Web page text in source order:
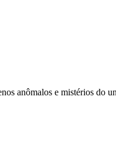
anômalos e mistérios do